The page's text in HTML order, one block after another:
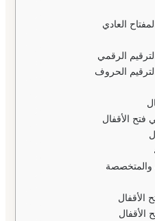
العادي
الرقمي
الحروف
فتح الأقفال
والمتخصصة
الأقفال
الأقفال